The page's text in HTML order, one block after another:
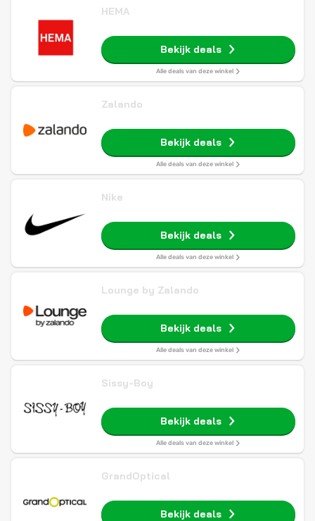
HEMA
Bekijk deals
Alle deals van deze winkel
Zalando
Bekijk deals
Alle deals van deze winkel
Nike
Bekijk deals
Alle deals van deze winkel
Lounge by Zalando
Bekijk deals
Alle deals van deze winkel
Sissy-Boy
Bekijk deals
Alle deals van deze winkel
GrandOptical
Bekijk deals